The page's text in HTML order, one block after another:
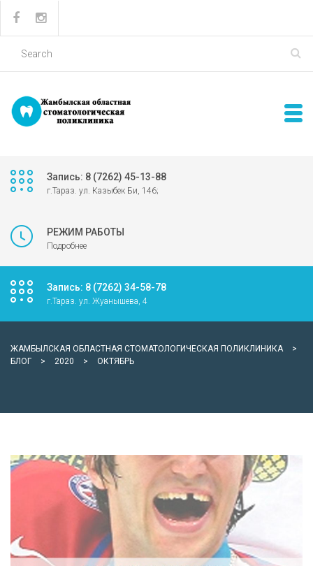
Запись: 8 (7262) 45-13-88
г.Тараз. ул. Казыбек Би, 146;
РЕЖИМ РАБОТЫ
Подробнее
Запись: 8 (7262) 34-58-78
г.Тараз. ул. Жуанышева, 4
ЖАМБЫЛСКАЯ ОБЛАСТНАЯ СТОМАТОЛОГИЧЕСКАЯ ПОЛИКЛИНИКА
>
БЛОГ
> 2020 > ОКТЯБРЬ